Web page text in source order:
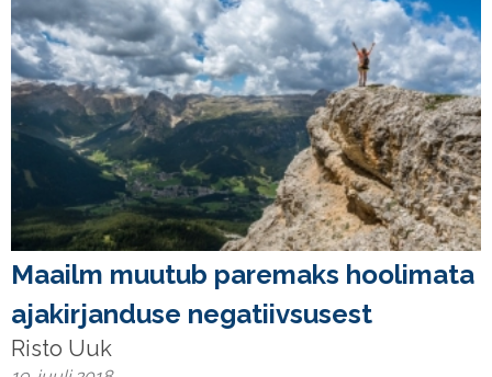
Maailm muutub paremaks hoolimata
ajakirjanduse negatiivsusest
Risto Uuk